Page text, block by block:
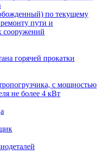
по текущему
пути и
сооружений
горячей прокатки
с мощностью
не более 4 кВт